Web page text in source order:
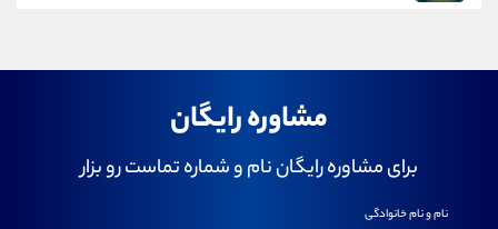
مشاوره رایگان
برای مشاوره رایگان نام و شماره تماست رو بزار
نام و نام خانوادگی